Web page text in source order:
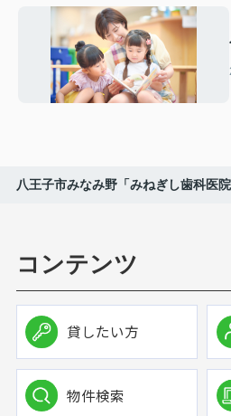
八王子市みなみ野「みねぎし歯科医
コンテンツ
貸したい方
物件検索